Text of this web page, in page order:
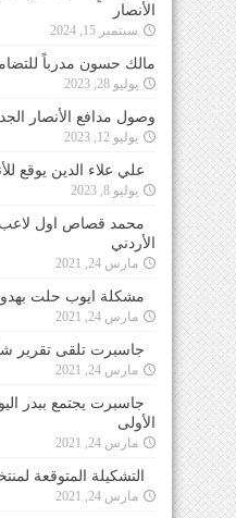
الأنصار
سبتمبر 15, 2024
مالك حسون مدرباً
يوليو 28, 2023
وصول مدافع الأنصار
يوليو 12, 2023
علي علاء الدين يوقع
يوليو 8, 2023
محمد قصاص اول لاعب
الأردني
مارس 24, 2021
مشكلة ايوب حلت
مارس 24, 2021
جاسبرت تلقى تقرير
مارس 24, 2021
جاسبرت يجتمع ببدر
الأولى
مارس 24, 2021
التشكيلة المتوقعة
مارس 24, 2021